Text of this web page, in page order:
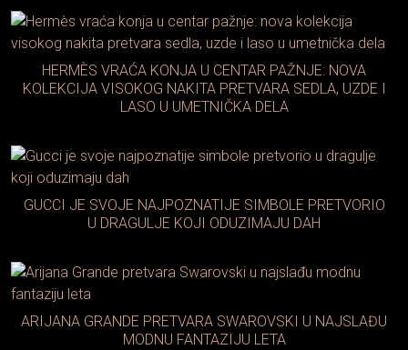
HERMÈS VRAĆA KONJA U CENTAR PAŽNJE: NOVA
KOLEKCIJA VISOKOG NAKITA PRETVARA SEDLA, UZDE I
LASO U UMETNIČKA DELA
GUCCI JE SVOJE NAJPOZNATIJE SIMBOLE PRETVORIO
U DRAGULJE KOJI ODUZIMAJU DAH
ARIJANA GRANDE PRETVARA SWAROVSKI U NAJSLAĐU
MODNU FANTAZIJU LETA